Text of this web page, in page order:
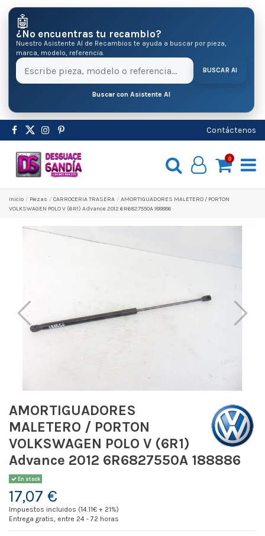
🤖
¿No encuentras tu recambio?
Nuestro Asistente AI de Recambios te ayuda a buscar por pieza,
marca, modelo, referencia.
BUSCAR AI
Buscar con Asistente AI
Contáctenos
0
Inicio Pіezas CARROCERIA TRASERA
AMORTIGUADORES MALETERO / PORTON
VOLKSWAGEN POLO V (6R1) Advance 2012 6R6827550A 188886
AMORTIGUADORES
MALETERO / PORTON
VOLKSWAGEN POLO V (6R1)
Advance 2012 6R6827550A 188886
En stock
17,07 €
Impuestos incluidos (14.11€ + 21%)
Entrega gratis, entre 24 - 72 horas